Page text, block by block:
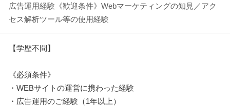
広告運用経験《歓迎条件》Webマーケティングの知見／アク
セス解析ツール等の使用経験
【学歴不問】
《必須条件》
・WEBサイトの運営に携わった経験
・広告運用のご経験（1年以上）